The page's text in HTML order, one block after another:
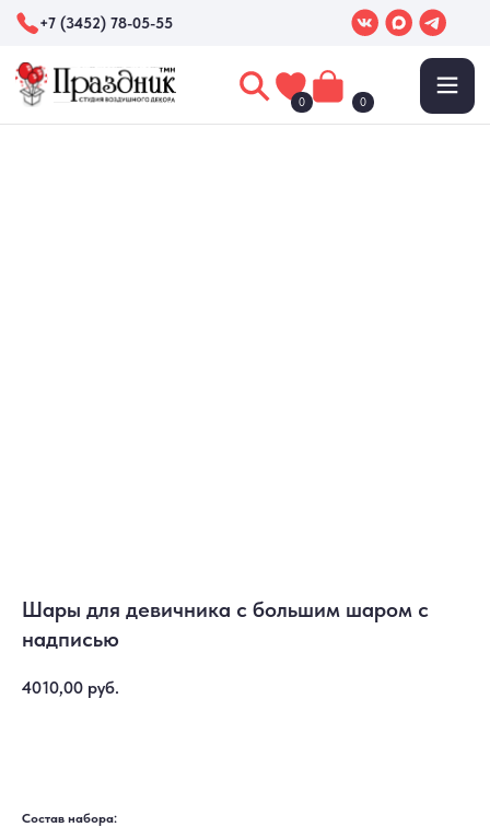
+7 (3452) 78-05-55
0
Шары для девичника с большим шаром с
надписью
4010,00 руб.
Состав набора: